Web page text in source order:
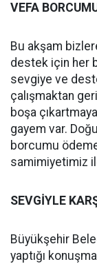
VEFA
Bu akşam
destek için her
sevgiye ve
çalışmaktan
boşa
gayem var.
borcumu
samimiyetimiz
SEVGİYLE
Büyükşehir
yaptığı